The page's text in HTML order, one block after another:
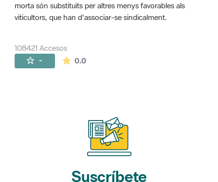
morta són substituïts per altres menys favorables als
viticultors, que han d'associar-se sindicalment.
108421 Accesos
- 0.0La valoración media es de 0 estrellas de
Suscríbete